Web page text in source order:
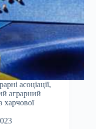
асоціації,
аграрний